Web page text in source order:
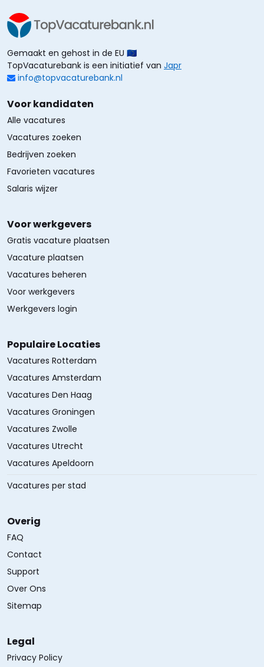
Gemaakt en gehost in de EU 🇪🇺
TopVacaturebank is een initiatief van Japr
info@topvacaturebank.nl
Voor kandidaten
Alle vacatures
Vacatures zoeken
Bedrijven zoeken
Favorieten vacatures
Salaris wijzer
Voor werkgevers
Gratis vacature plaatsen
Vacature plaatsen
Vacatures beheren
Voor werkgevers
Werkgevers login
Populaire Locaties
Vacatures Rotterdam
Vacatures Amsterdam
Vacatures Den Haag
Vacatures Groningen
Vacatures Zwolle
Vacatures Utrecht
Vacatures Apeldoorn
Vacatures per stad
Overig
FAQ
Contact
Support
Over Ons
Sitemap
Legal
Privacy Policy